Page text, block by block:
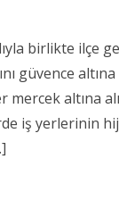
birlikte ilçe
güvence
altına
iş yerlerinin